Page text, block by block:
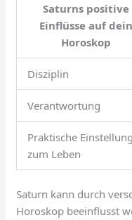
Saturns positive
Einflüsse auf dein
Horoskop
Disziplin
Verantwortung
Praktische Einstellung
zum Leben
Saturn kann durch
Horoskop beeinflusst